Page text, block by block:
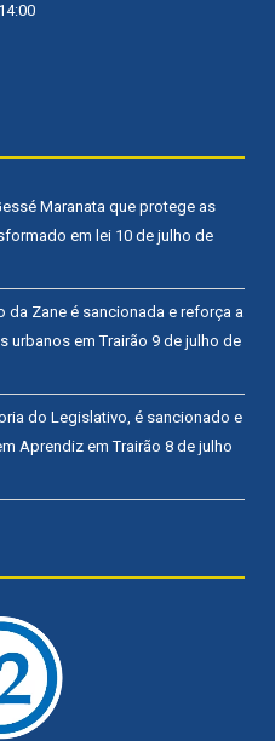
Maranata que protege as
em lei 10 de julho de
da Zane é sancionada e reforça a
urbanos em Trairão 9 de julho de
do Legislativo, é sancionado e
Aprendiz em Trairão 8 de julho